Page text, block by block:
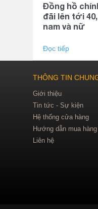
Đồng hồ
đãi lên tới
nam và nữ
Đọc tiếp
THÔNG TIN
Giới thiệu
Tin tức - Sự kiện
Hệ thống cửa hàng
Hướng dẫn mua
Liên hệ